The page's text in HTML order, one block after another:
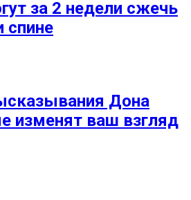
за 2 недели сжечь
спине
Дона
изменят ваш взгляд